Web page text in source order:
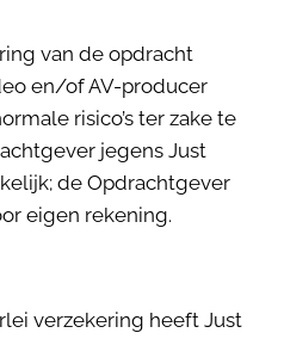
van de opdracht
en/of AV-producer
risico’s ter zake te
jegens Just
de Opdrachtgever
eigen rekening.
verzekering heeft Just